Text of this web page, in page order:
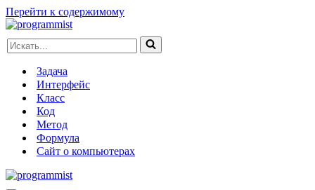
Перейти к содержимому
Искать...
Задача
Интерфейс
Класс
Код
Метод
Формула
Сайт о компьютерах